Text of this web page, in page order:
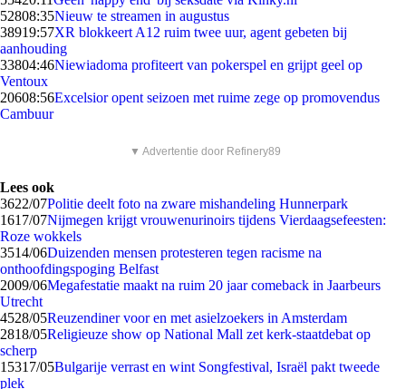
52808:35Nieuw te streamen in augustus
38919:57XR blokkeert A12 ruim twee uur, agent gebeten bij
aanhouding
33804:46Niewiadoma profiteert van pokerspel en grijpt geel op
Ventoux
20608:56Excelsior opent seizoen met ruime zege op promovendus
Cambuur
▼ Advertentie door Refinery89
Lees ook
3622/07Politie deelt foto na zware mishandeling Hunnerpark
1617/07Nijmegen krijgt vrouwenurinoirs tijdens Vierdaagsefeesten:
Roze wokkels
3514/06Duizenden mensen protesteren tegen racisme na
onthoofdingspoging Belfast
2009/06Megafestatie maakt na ruim 20 jaar comeback in Jaarbeurs
Utrecht
4528/05Reuzen­diner voor en met asielzoekers in Amsterdam
2818/05Religieuze show op National Mall zet kerk-staatdebat op
scherp
15317/05Bulgarije verrast en wint Songfestival, Israël pakt tweede
plek